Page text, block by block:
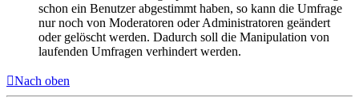
schon ein Benutzer abgestimmt haben, so kann die Umfrage
nur noch von Moderatoren oder Administratoren geändert
oder gelöscht werden. Dadurch soll die Manipulation von
laufenden Umfragen verhindert werden.
Nach oben